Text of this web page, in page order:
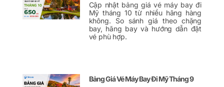
Cập nhật bảng giá vé máy bay đi
Mỹ tháng 10 từ nhiều hãng hàng
không. So sánh giá theo chặng
bay, hãng bay và hướng dẫn đặt
vé phù hợp.
Bảng Giá Vé Máy Bay Đi Mỹ Tháng 9